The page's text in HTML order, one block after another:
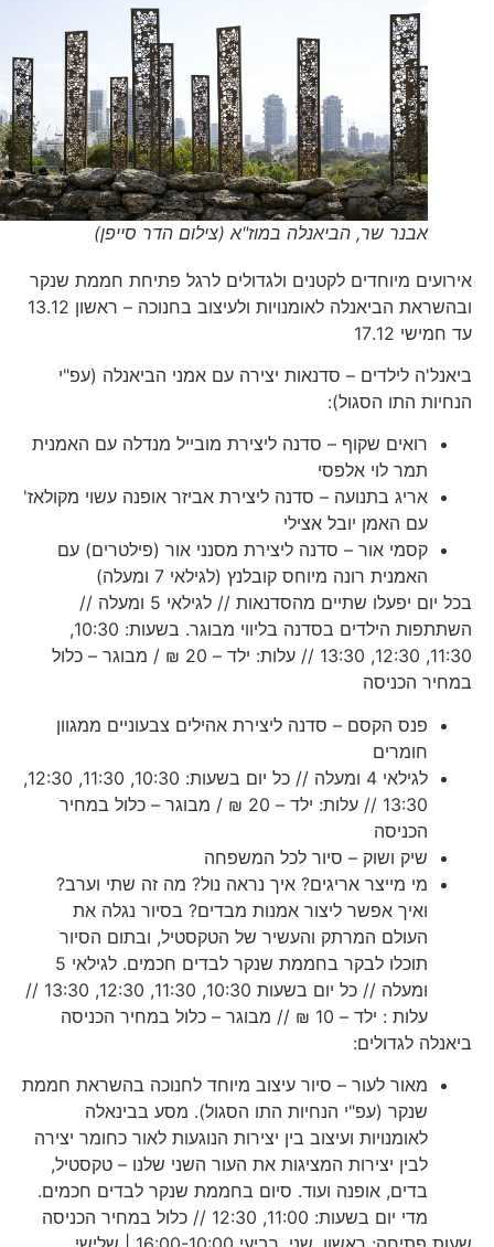
אבנר שר, הביאנלה במוז"א (צילום הדר סייפן)
אירועים מיוחדים לקטנים ולגדולים לרגל פתיחת חממת שנקר
ובהשראת הביאנלה לאומנויות ולעיצוב בחנוכה – ראשון 13.12
עד חמישי 17.12
ביאנל'ה לילדים – סדנאות יצירה עם אמני הביאנלה (עפ"י
הנחיות התו הסגול):
רואים שקוף – סדנה ליצירת מובייל מנדלה עם האמנית
תמר לוי אלפסי
אריג בתנועה – סדנה ליצירת אביזר אופנה עשוי מקולאז'
עם האמן יובל אצילי
קסמי אור – סדנה ליצירת מסנני אור (פילטרים) עם
האמנית רונה מיוחס קובלנץ (לגילאי 7 ומעלה)
בכל יום יפעלו שתיים מהסדנאות // לגילאי 5 ומעלה //
השתתפות הילדים בסדנה בליווי מבוגר. בשעות: 10:30,
11:30, 12:30, 13:30 // עלות: ילד – 20 ₪ / מבוגר – כלול
במחיר הכניסה
פנס הקסם – סדנה ליצירת אהילים צבעוניים ממגוון
חומרים
לגילאי 4 ומעלה // כל יום בשעות: 10:30, 11:30, 12:30,
13:30 // עלות: ילד – 20 ₪ / מבוגר – כלול במחיר
הכניסה
שיק ושוק – סיור לכל המשפחה
מי מייצר אריגים? איך נראה נול? מה זה שתי וערב?
ואיך אפשר ליצור אמנות מבדים? בסיור נגלה את
העולם המרתק והעשיר של הטקסטיל, ובתום הסיור
תוכלו לבקר בחממת שנקר לבדים חכמים. לגילאי 5
ומעלה // כל יום בשעות 10:30, 11:30, 12:30, 13:30 //
עלות : ילד – 10 ₪ // מבוגר – כלול במחיר הכניסה
ביאנלה לגדולים:
מאור לעור – סיור עיצוב מיוחד לחנוכה בהשראת חממת
שנקר (עפ"י הנחיות התו הסגול). מסע בבינאלה
לאומנויות ועיצוב בין יצירות הנוגעות לאור כחומר יצירה
לבין יצירות המציגות את העור השני שלנו – טקסטיל,
בדים, אופנה ועוד. סיום בחממת שנקר לבדים חכמים.
מדי יום בשעות: 11:00, 12:30 // כלול במחיר הכניסה